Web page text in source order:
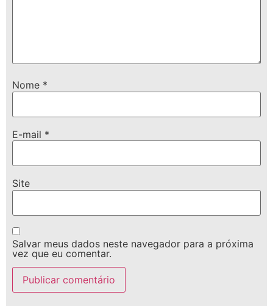
Nome *
E-mail *
Site
Salvar meus dados neste navegador para a próxima
vez que eu comentar.